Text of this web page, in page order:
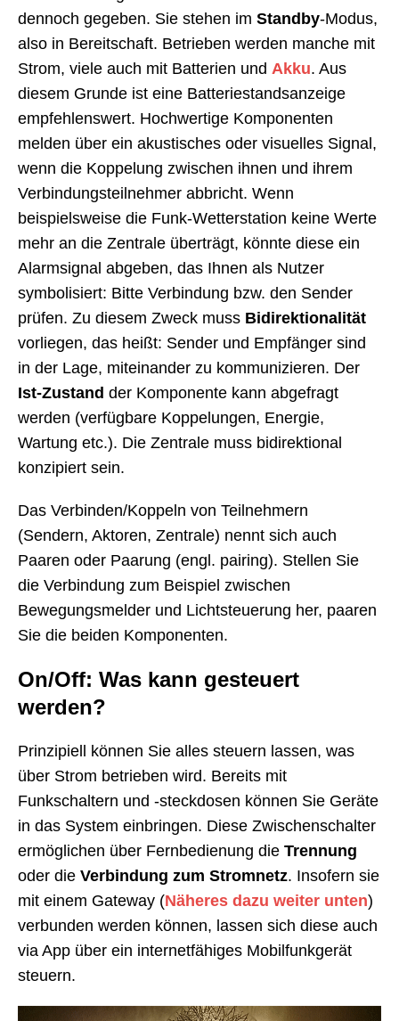
dennoch gegeben. Sie stehen im Standby-Modus,
also in Bereitschaft. Betrieben werden manche mit
Strom, viele auch mit Batterien und Akku. Aus
diesem Grunde ist eine Batteriestandsanzeige
empfehlenswert. Hochwertige Komponenten
melden über ein akustisches oder visuelles Signal,
wenn die Koppelung zwischen ihnen und ihrem
Verbindungsteilnehmer abbricht. Wenn
beispielsweise die Funk-Wetterstation keine Werte
mehr an die Zentrale überträgt, könnte diese ein
Alarmsignal abgeben, das Ihnen als Nutzer
symbolisiert: Bitte Verbindung bzw. den Sender
prüfen. Zu diesem Zweck muss Bidirektionalität
vorliegen, das heißt: Sender und Empfänger sind
in der Lage, miteinander zu kommunizieren. Der
Ist-Zustand der Komponente kann abgefragt
werden (verfügbare Koppelungen, Energie,
Wartung etc.). Die Zentrale muss bidirektional
konzipiert sein.
Das Verbinden/Koppeln von Teilnehmern
(Sendern, Aktoren, Zentrale) nennt sich auch
Paaren oder Paarung (engl. pairing). Stellen Sie
die Verbindung zum Beispiel zwischen
Bewegungsmelder und Lichtsteuerung her, paaren
Sie die beiden Komponenten.
On/Off: Was kann gesteuert
werden?
Prinzipiell können Sie alles steuern lassen, was
über Strom betrieben wird. Bereits mit
Funkschaltern und -steckdosen können Sie Geräte
in das System einbringen. Diese Zwischenschalter
ermöglichen über Fernbedienung die Trennung
oder die Verbindung zum Stromnetz. Insofern sie
mit einem Gateway (Näheres dazu weiter unten)
verbunden werden können, lassen sich diese auch
via App über ein internetfähiges Mobilfunkgerät
steuern.